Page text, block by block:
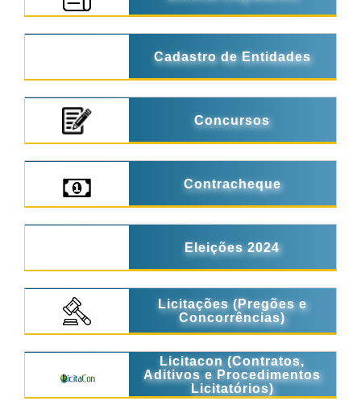
Cadastro de Entidades
Concursos
Contracheque
Eleições 2024
Licitações (Pregões e
Concorrências)
Licitacon (Contratos,
Aditivos e Procedimentos
Licitatórios)